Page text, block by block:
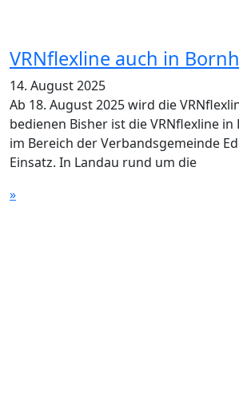
VRNflexline auch in
14. August 2025
Ab 18. August 2025 wird die
bedienen Bisher ist die VRNflexline in
im Bereich der Verbandsgemeinde
Einsatz. In Landau rund um die
»